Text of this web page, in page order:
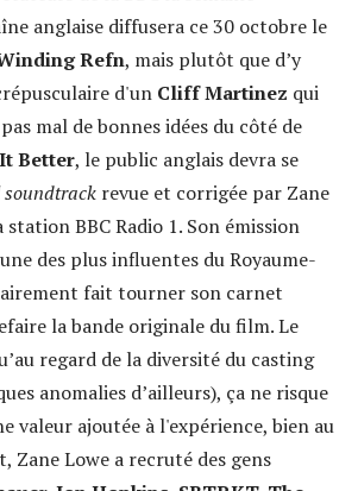
anglaise diffusera ce 30 octobre le
Refn, mais plutôt que d’y
d'un Cliff Martinez qui
mal de bonnes idées du côté de
Better, le public anglais devra se
revue et corrigée par Zane
BBC Radio 1. Son émission
des plus influentes du Royaume-
fait tourner son carnet
la bande originale du film. Le
regard de la diversité du casting
anomalies d’ailleurs), ça ne risque
valeur ajoutée à l'expérience, bien au
Zane Lowe a recruté des gens